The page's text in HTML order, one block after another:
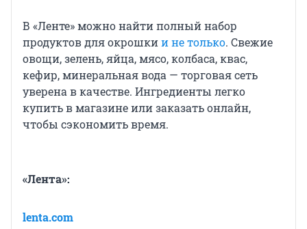
В «Ленте» можно найти полный набор
продуктов для окрошкии не только. Свежие
овощи, зелень, яйца, мясо, колбаса, квас,
кефир, минеральная вода — торговая сеть
уверена в качестве. Ингредиенты легко
купить в магазине или заказать онлайн,
чтобы сэкономить время.
«Лента»:
lenta.com